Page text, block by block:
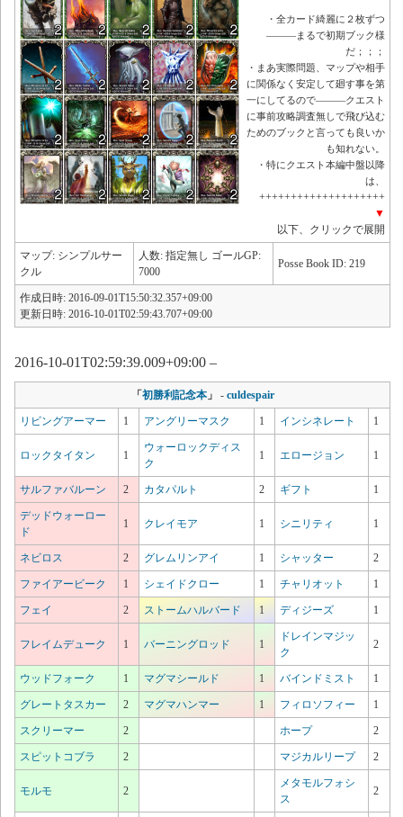
・全カード綺麗に２枚ずつ
―――まるで初期ブック様
だ；；；
・まあ実際問題、マップや相手
に関係なく安定して廻す事を第
一にしてるので―――クエスト
に事前攻略調査無しで飛び込む
ためのブックと言っても良いか
も知れない。
・特にクエスト本編中盤以降
は、
++++++++++++++++++++
▼
以下、クリックで展開
マップ: シンプルサー
クル
人数: 指定無し ゴールGP:
7000
Posse Book ID: 219
作成日時: 2016-09-01T15:50:32.357+09:00
更新日時: 2016-10-01T02:59:43.707+09:00
2016-10-01T02:59:39.009+09:00 –
「初勝利記念本」 - culdespair
リビングアーマー 1 アングリーマスク 1 インシネレート 1
ロックタイタン 1
ウォーロックディス
ク
1 エロージョン 1
サルファバルーン 2 カタパルト 2 ギフト 1
デッドウォーロー
ド
1 クレイモア 1 シニリティ 1
ネビロス 2 グレムリンアイ 1 シャッター 2
ファイアービーク 1 シェイドクロー 1 チャリオット 1
フェイ 2 ストームハルバード 1 ディジーズ 1
フレイムデューク 1 バーニングロッド 1
ドレインマジッ
ク
2
ウッドフォーク 1 マグマシールド 1 バインドミスト 1
グレートタスカー 2 マグマハンマー 1 フィロソフィー 1
スクリーマー 2 ホープ 2
スピットコブラ 2 マジカルリープ 2
モルモ 2
メタモルフォシ
ス
2